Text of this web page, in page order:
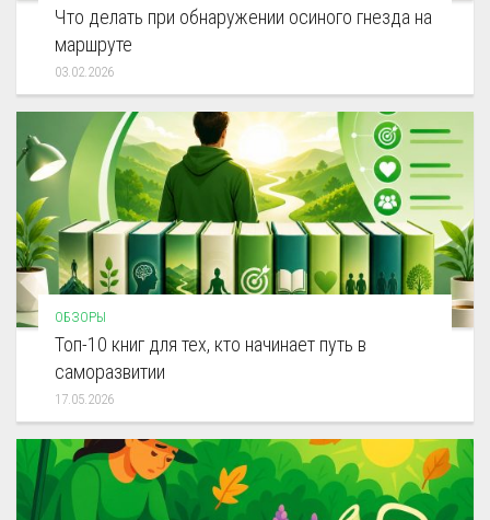
Что делать при обнаружении осиного гнезда на
маршруте
03.02.2026
ОБЗОРЫ
Топ-10 книг для тех, кто начинает путь в
саморазвитии
17.05.2026